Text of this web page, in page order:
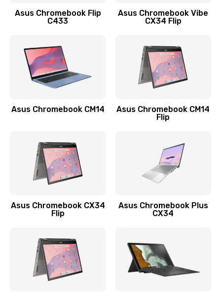
Заказать
Замена разъема зарядки (питания)
390 руб.
Замена разъёма наушников (гарнитуры)
Замена кнопок громкости
Защита гидрогелевой пленкой
Asus Chromebook Flip
C433
Asus Chromebook Vibe
CX34 Flip
Asus Chromebook CM14
Asus Chromebook CM14
Flip
Asus Chromebook CX34
Flip
Asus Chromebook Plus
CX34